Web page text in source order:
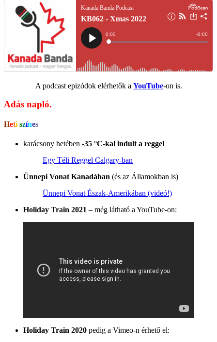
A podcast epizódok elérhetők a YouTube-on is.
Adás napló.
Heti színes
karácsony hetében -35 °C-kal indult a reggel
Egy Téli Reggel Calgary-ban
Ünnepi Vonat Kanadában (és az Államokban is)
Ünnepi Vonat Észak-Amerikában (videó!)
Holiday Train 2021 – még látható a YouTube-on:
Holiday Train 2020 pedig a Vimeo-n érhető el: